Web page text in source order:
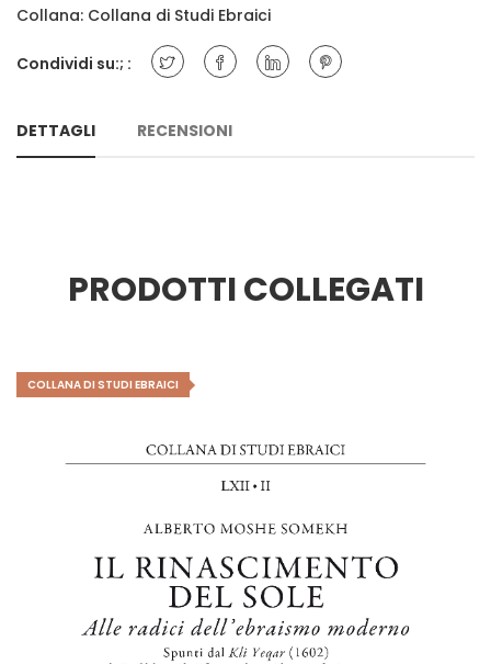
Collana: Collana di Studi Ebraici
Condividi su:; :
DETTAGLI RECENSIONI
PRODOTTI COLLEGATI
COLLANA DI STUDI EBRAICI